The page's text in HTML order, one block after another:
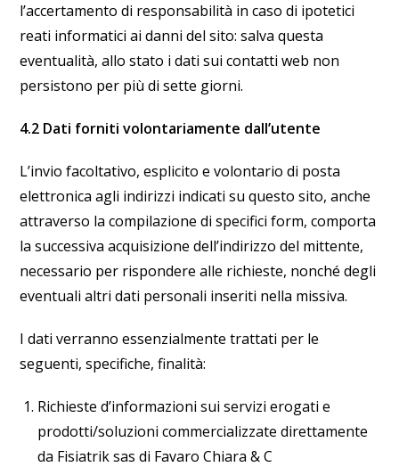
l’accertamento di responsabilità in caso di ipotetici
reati informatici ai danni del sito: salva questa
eventualità, allo stato i dati sui contatti web non
persistono per più di sette giorni.
4.2 Dati forniti volontariamente dall’utente
L’invio facoltativo, esplicito e volontario di posta
elettronica agli indirizzi indicati su questo sito, anche
attraverso la compilazione di specifici form, comporta
la successiva acquisizione dell’indirizzo del mittente,
necessario per rispondere alle richieste, nonché degli
eventuali altri dati personali inseriti nella missiva.
I dati verranno essenzialmente trattati per le
seguenti, specifiche, finalità:
Richieste d’informazioni sui servizi erogati e
prodotti/soluzioni commercializzate direttamente
da Fisiatrik sas di Favaro Chiara & C